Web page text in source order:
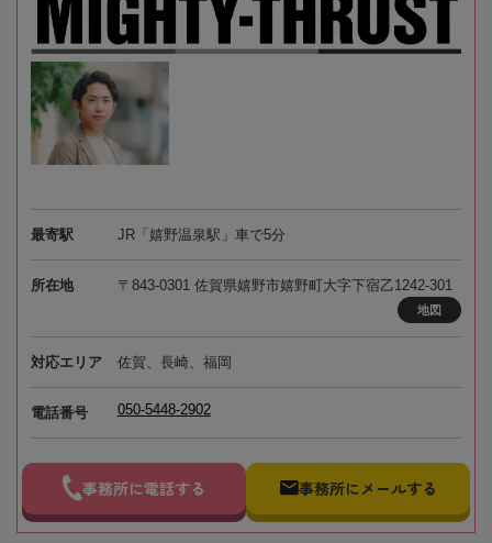
最寄駅 JR「嬉野温泉駅」車で5分
所在地 〒843-0301 佐賀県嬉野市嬉野町大字下宿乙1242-301
地図
対応エリア 佐賀、長崎、福岡
電話番号 050-5448-2902
事務所に電話する 事務所にメールする